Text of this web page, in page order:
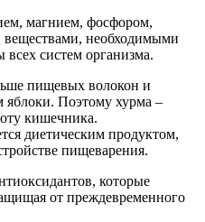
магнием, фосфором,
необходимыми
систем организма.
пищевых волокон и
яблоки. Поэтому хурма –
кишечника.
диетическим продуктом,
пищеварения.
которые
от преждевременного